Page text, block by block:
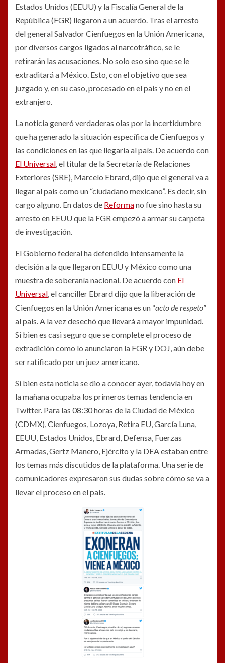
Estados Unidos (EEUU) y la Fiscalía General de la
República (FGR) llegaron a un acuerdo. Tras el arresto
del general Salvador Cienfuegos en la Unión Americana,
por diversos cargos ligados al narcotráfico, se le
retirarán las acusaciones. No solo eso sino que se le
extraditará a México. Esto, con el objetivo que sea
juzgado y, en su caso, procesado en el país y no en el
extranjero.
La noticia generó verdaderas olas por la incertidumbre
que ha generado la situación específica de Cienfuegos y
las condiciones en las que llegaría al país. De acuerdo con
El Universal, el titular de la Secretaría de Relaciones
Exteriores (SRE), Marcelo Ebrard, dijo que el general va a
llegar al país como un “ciudadano mexicano”. Es decir, sin
cargo alguno. En datos de Reformano fue sino hasta su
arresto en EEUU que la FGR empezó a armar su carpeta
de investigación.
El Gobierno federal ha defendido intensamente la
decisión a la que llegaron EEUU y México como una
muestra de soberanía nacional. De acuerdo con El
Universal, el canciller Ebrard dijo que la liberación de
Cienfuegos en la Unión Americana es un “acto de respeto”
al país. A la vez desechó que llevará a mayor impunidad.
Si bien es casi seguro que se complete el proceso de
extradición como lo anunciaron la FGR y DOJ, aún debe
ser ratificado por un juez americano.
Si bien esta noticia se dio a conocer ayer, todavía hoy en
la mañana ocupaba los primeros temas tendencia en
Twitter. Para las 08:30 horas de la Ciudad de México
(CDMX), Cienfuegos, Lozoya, Retira EU, García Luna,
EEUU, Estados Unidos, Ebrard, Defensa, Fuerzas
Armadas, Gertz Manero, Ejército y la DEA estaban entre
los temas más discutidos de la plataforma. Una serie de
comunicadores expresaron sus dudas sobre cómo se va a
llevar el proceso en el país.